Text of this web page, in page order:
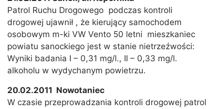
Patrol Ruchu Drogowego podczas kontroli
drogowej ujawnił , że kierujący samochodem
osobowym m-ki VW Vento 50 letni mieszkaniec
powiatu sanockiego jest w stanie nietrzeźwości:
Wyniki badania I – 0,31 mg/l., II – 0,33 mg/l.
alkoholu w wydychanym powietrzu.
20.02.2011 Nowotaniec
W czasie przeprowadzania kontroli drogowej patrol